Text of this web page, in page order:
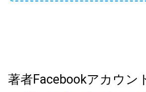
著者Facebookアカウン